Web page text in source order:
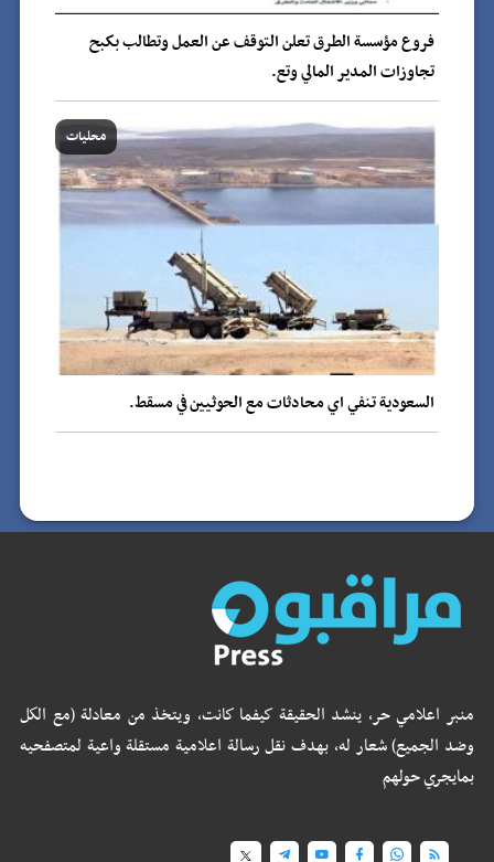
فروع مؤسسة الطرق تعلن التوقف عن العمل وتطالب بكبح
تجاوزات المدير المالي وتع.
محليات
السعودية تنفي اي محادثات مع الحوثيين في مسقط.
منبر اعلامي حر، ينشد الحقيقة كيفما كانت، ويتخذ من معادلة (مع الكل
وضد الجميع) شعار له، بهدف نقل رسالة اعلامية مستقلة واعية لمتصفحيه
بمايجري حولهم